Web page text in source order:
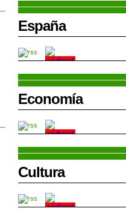
España
Economía
Cultura